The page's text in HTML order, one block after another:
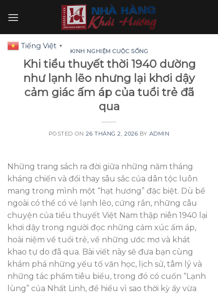
KINH NGHIỆM CUỘC SỐNG
Khi tiểu thuyết thời 1940 dường
như lạnh lẽo nhưng lại khơi dậy
cảm giác ấm áp của tuổi trẻ đã
qua
POSTED ON26 THÁNG 2, 2026 BY ADMIN
Những trang sách ra đời giữa những năm tháng
kháng chiến và đổi thay sâu sắc của dân tộc luôn
mang trong mình một “hạt hương” đặc biệt. Dù bề
ngoài có thể có vẻ lạnh lẽo, cứng rắn, những câu
chuyện của tiểu thuyết Việt Nam thập niên 1940 lại
khơi dậy trong người đọc những cảm xúc ấm áp,
hoài niệm về tuổi trẻ, về những ước mơ và khát
khao tự do đã qua. Bài viết này sẽ đưa bạn cùng
khám phá những yếu tố văn học, lịch sử, tâm lý và
những tác phẩm tiêu biểu, trong đó có cuốn “Lạnh
lùng” của Nhất Linh, để hiểu vì sao thời kỳ ấy vừa
Tiếng Việt ▼